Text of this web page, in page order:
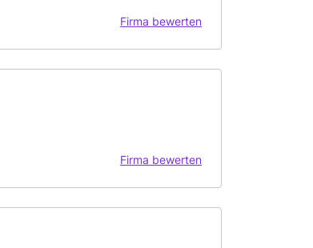
Firma bewerten
Firma bewerten